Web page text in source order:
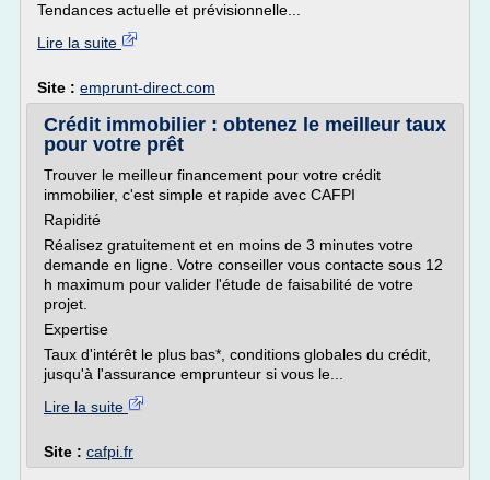
Tendances actuelle et prévisionnelle...
Lire la suite
Site : emprunt-direct.com
Crédit immobilier : obtenez le meilleur taux
pour votre prêt
Trouver le meilleur financement pour votre crédit
immobilier, c'est simple et rapide avec CAFPI
Rapidité
Réalisez gratuitement et en moins de 3 minutes votre
demande en ligne. Votre conseiller vous contacte sous 12
h maximum pour valider l'étude de faisabilité de votre
projet.
Expertise
Taux d'intérêt le plus bas*, conditions globales du crédit,
jusqu'à l'assurance emprunteur si vous le...
Lire la suite
Site : cafpi.fr